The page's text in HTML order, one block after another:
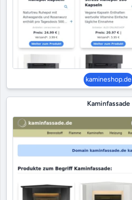
kamineshop.de
Kaminfassade